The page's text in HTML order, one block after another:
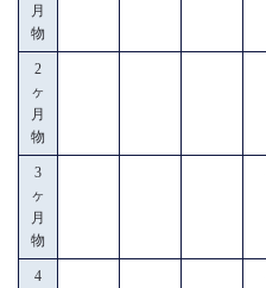
月
物
2
ヶ
月
物
3
ヶ
月
物
4